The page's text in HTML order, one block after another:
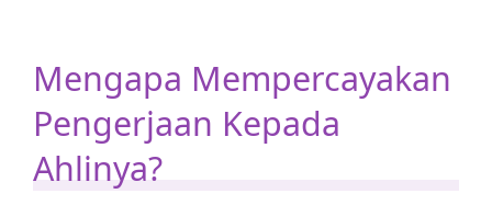
Mengapa Mempercayakan
Pengerjaan Kepada
Ahlinya?